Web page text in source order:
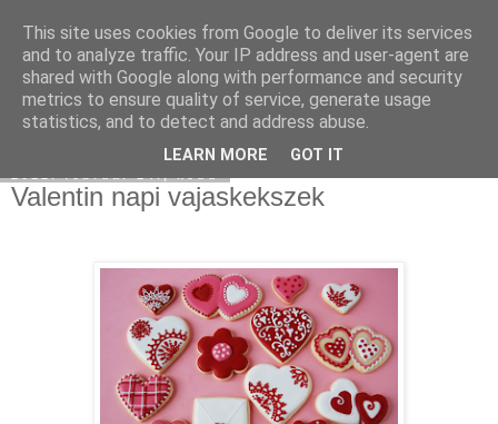
Moha Konyha
Valentin napi vajaskekszek
This site uses cookies from Google to deliver its services
and to analyze traffic. Your IP address and user-agent are
shared with Google along with performance and security
metrics to ensure quality of service, generate usage
statistics, and to detect and address abuse.
LEARN MORE GOT IT